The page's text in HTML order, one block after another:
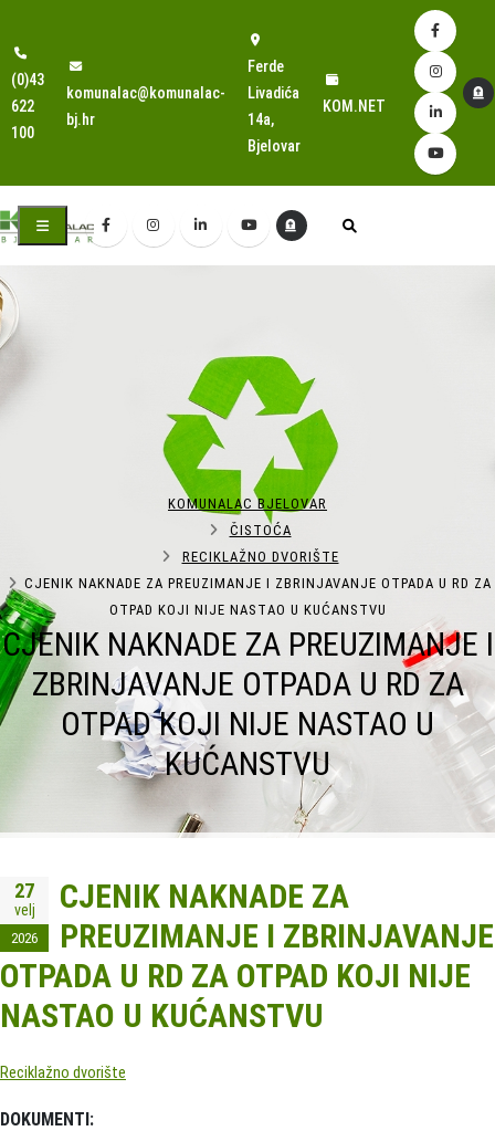
(0)43
622
100
komunalac@komunalac-
bj.hr
Ferde
Livadića
14a,
Bjelovar
KOM.NET
CJENIK NAKNADE ZA PREUZIMANJE I
ZBRINJAVANJE OTPADA U RD ZA
OTPAD KOJI NIJE NASTAO U
KUĆANSTVU
KOMUNALAC BJELOVAR
ČISTOĆA
RECIKLAŽNO DVORIŠTE
CJENIK NAKNADE ZA PREUZIMANJE I ZBRINJAVANJE OTPADA U RD ZA
OTPAD KOJI NIJE NASTAO U KUĆANSTVU
27
velj
2026
CJENIK NAKNADE ZA
PREUZIMANJE I ZBRINJAVANJE
OTPADA U RD ZA OTPAD KOJI NIJE
NASTAO U KUĆANSTVU
Reciklažno dvorište
DOKUMENTI: